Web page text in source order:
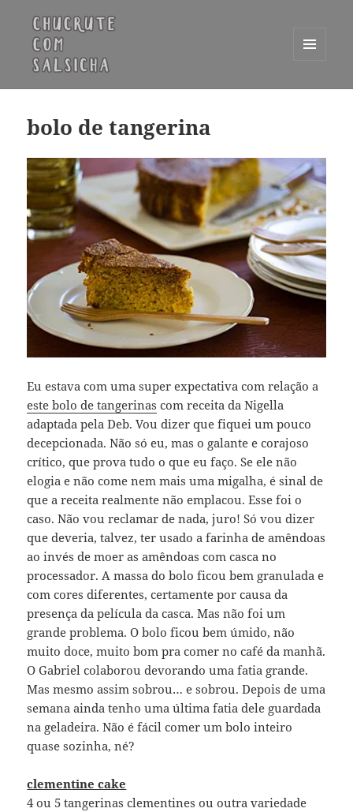
WIDGETS
bolo de tangerina
Eu estava com uma super expectativa com relação a
este bolo de tangerinas com receita da Nigella
adaptada pela Deb. Vou dizer que fiquei um pouco
decepcionada. Não só eu, mas o galante e corajoso
crítico, que prova tudo o que eu faço. Se ele não
elogia e não come nem mais uma migalha, é sinal de
que a receita realmente não emplacou. Esse foi o
caso. Não vou reclamar de nada, juro! Só vou dizer
que deveria, talvez, ter usado a farinha de amêndoas
ao invés de moer as amêndoas com casca no
processador. A massa do bolo ficou bem granulada e
com cores diferentes, certamente por causa da
presença da película da casca. Mas não foi um
grande problema. O bolo ficou bem úmido, não
muito doce, muito bom pra comer no café da manhã.
O Gabriel colaborou devorando uma fatia grande.
Mas mesmo assim sobrou… e sobrou. Depois de uma
semana ainda tenho uma última fatia dele guardada
na geladeira. Não é fácil comer um bolo inteiro
quase sozinha, né?
clementine cake
4 ou 5 tangerinas clementines ou outra variedade